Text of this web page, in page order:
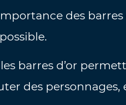
des
barres d’or
des personnages,